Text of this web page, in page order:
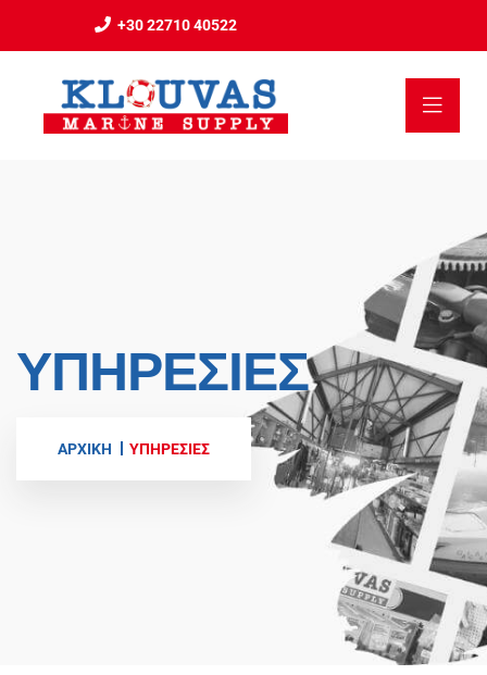
+30 22710 40522
ΥΠΗΡΕΣΊΕΣ
ΑΡΧΙΚΗ ΥΠΗΡΕΣΊΕΣ